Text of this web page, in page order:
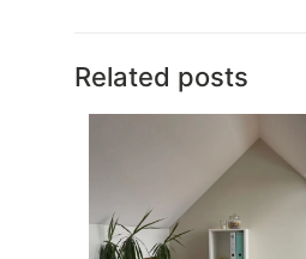
Related posts